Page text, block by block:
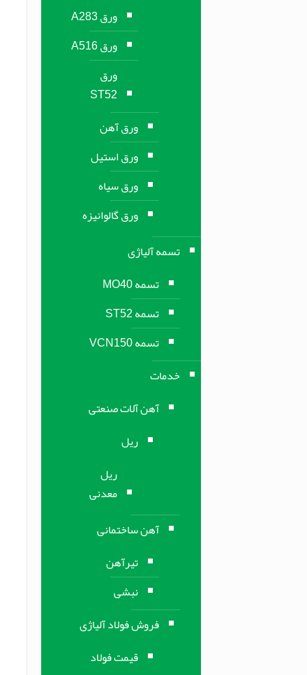
ورق A283
ورق A516
ورق
ST52
ورق آهن
ورق استیل
ورق سیاه
ورق گالوانیزه
تسمه آلیاژی
تسمه MO40
تسمه ST52
تسمه VCN150
خدمات
آهن آلات صنعتی
ریل
ریل
معدنی
آهن ساختمانی
تیرآهن
نبشی
فروش فولاد آلیاژی
قیمت فولاد